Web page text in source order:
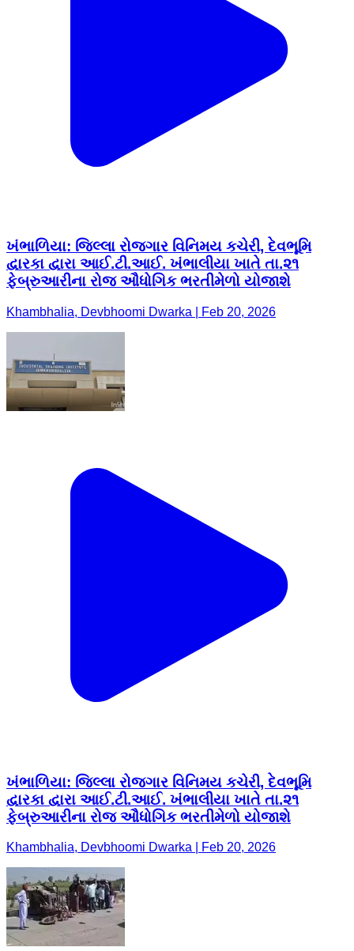
ખંભાળિયા: જિલ્લા રોજગાર વિનિમય કચેરી, દેવભૂમિ
દ્વારકા દ્વારા આઈ.ટી.આઈ. ખંભાલીયા ખાતે તા.૨૧
ફેબ્રુઆરીના રોજ ઔધોગિક ભરતીમેળો યોજાશે
Khambhalia, Devbhoomi Dwarka | Feb 20, 2026
ખંભાળિયા: જિલ્લા રોજગાર વિનિમય કચેરી, દેવભૂમિ
દ્વારકા દ્વારા આઈ.ટી.આઈ. ખંભાલીયા ખાતે તા.૨૧
ફેબ્રુઆરીના રોજ ઔધોગિક ભરતીમેળો યોજાશે
Khambhalia, Devbhoomi Dwarka | Feb 20, 2026